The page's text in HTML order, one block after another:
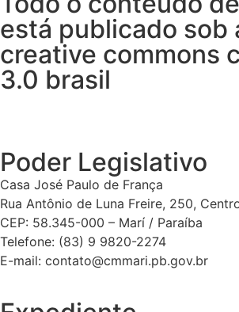
está publicado sob
creative commons
3.0 brasil
Poder Legislativo
Casa José Paulo de França
Rua Antônio de Luna Freire, 250,
CEP: 58.345-000 – Marí / Paraíba
Telefone: (83) 9 9820-2274
E-mail: contato@cmmari.pb.gov.br